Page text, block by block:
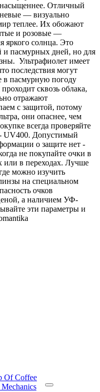
насыщеннее. Отличный
— визуально
теплее. Их обожают
и розовые —
яркого солнца. Это
и пасмурных дней, но для
Ультрафиолет имеет
последствия могут
в пасмурную погоду
сквозь облака,
отражают
с защитой, потому
они опаснее, чем
всегда проверяйте
UV400. Допустимый
о защите нет -
не покупайте очки в
или в переходах. Лучше
можно изучить
на специальном
очков
а наличием УФ-
эти параметры и
Of Coffee